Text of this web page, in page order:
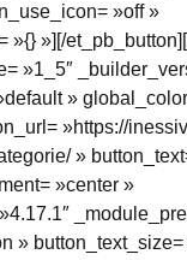
»off »
»{} »][/
»1_5″
»
»https://
»
»center »
»